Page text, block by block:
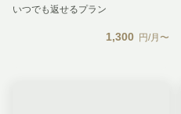
いつでも返せるプラン
1,300 円/月〜